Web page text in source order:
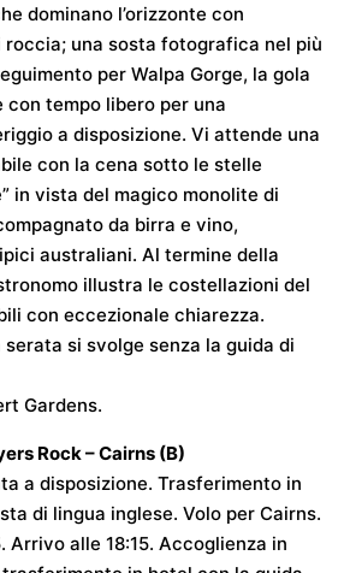
dominano l’orizzonte con
una sosta fotografica nel più
per Walpa Gorge, la gola
con tempo libero per una
a disposizione. Vi attende una
con la cena sotto le stelle
in vista del magico monolite di
da birra e vino,
australiani. Al termine della
illustra le costellazioni del
con eccezionale chiarezza.
si svolge senza la guida di
Gardens.
Rock – Cairns (B)
a disposizione. Trasferimento in
di lingua inglese. Volo perCairns.
. Arrivo alle18:15. Accoglienza in